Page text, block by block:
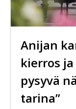
Anijan
kierros
pysyvä
tarina”